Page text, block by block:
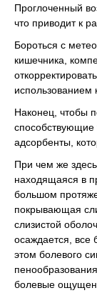
Проглоченный
что приводит к
Бороться с
кишечника,
использованием
Наконец, чтобы
способствующие
адсорбенты,
При чем же
находящаяся в
большом
покрывающая
слизистой
осаждается, все
этом болевого
болевые